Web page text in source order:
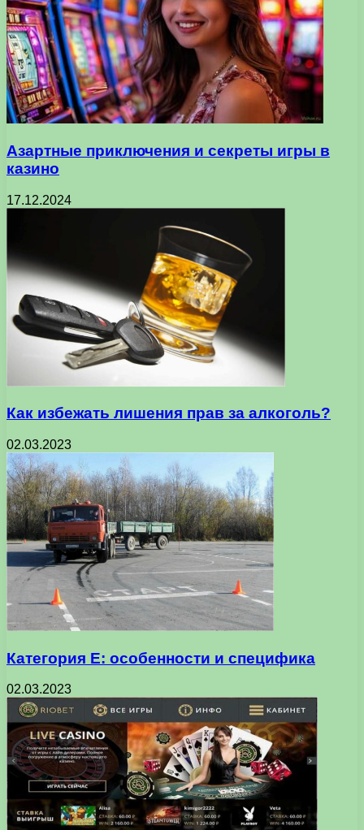
Азартные приключения и секреты игры в
казино
17.12.2024
Как избежать лишения прав за алкоголь?
02.03.2023
Категория Е: особенности и специфика
02.03.2023